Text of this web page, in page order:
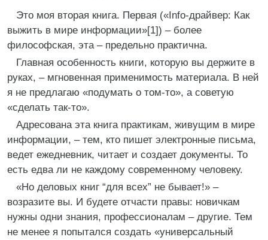
Это моя вторая книга. Первая («Info-драйвер: Как
выжить в мире информации»[1]) – более
философская, эта – предельно практична.
Главная особенность книги, которую вы держите в
руках, – мгновенная применимость материала. В ней
я не предлагаю «подумать о том-то», а советую
«сделать так-то».
Адресована эта книга практикам, живущим в мире
информации, – тем, кто пишет электронные письма,
ведет ежедневник, читает и создает документы. То
есть едва ли не каждому современному человеку.
«Но деловых книг “для всех” не бывает!» –
возразите вы. И будете отчасти правы: новичкам
нужны одни знания, профессионалам – другие. Тем
не менее я попытался создать «универсальный